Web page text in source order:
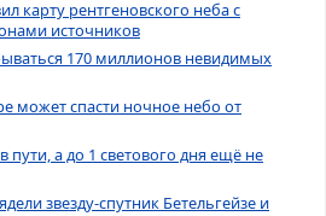
карту рентгеновского неба с
источников
170 миллионов невидимых
может спасти ночное небо от
пути, а до 1 светового дня ещё не
звезду-спутник Бетельгейзе и